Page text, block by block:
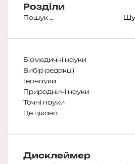
Розділи
Пошук:
Біомедичні науки
Вибір редакції
Геонауки
Природничі науки
Точні науки
Це цікаво
Дисклеймер